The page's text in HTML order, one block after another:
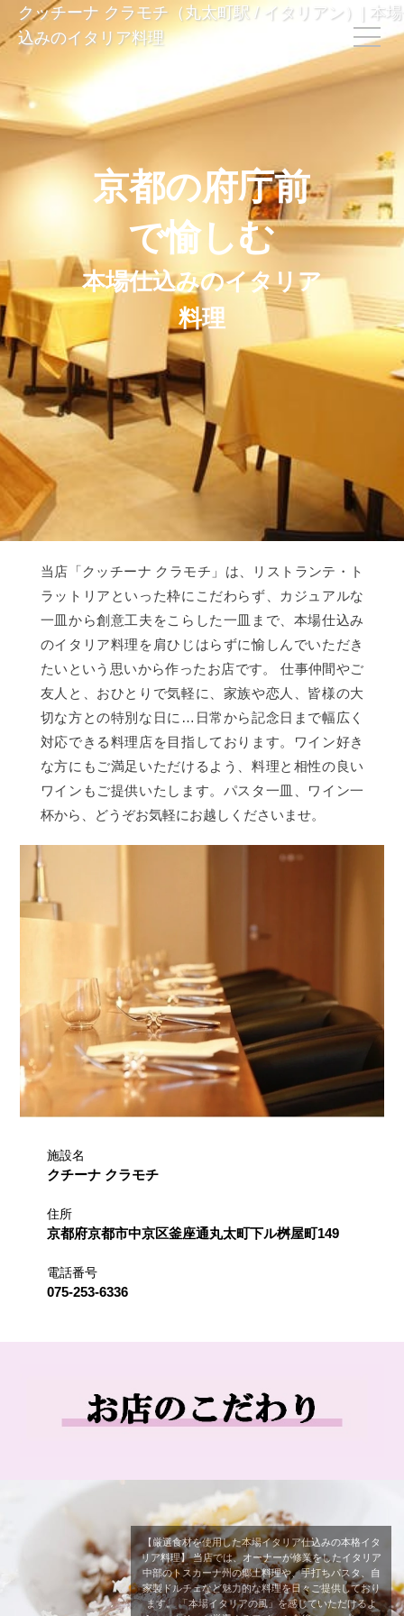
クッチーナ クラモチ（丸太町駅 / イタリアン）| 本
込みのイタリア料理
京都の府庁前
で愉しむ
本場仕込みのイタリア
料理
当店「クッチーナ クラモチ」は、リストランテ・ト
ラットリアといった枠にこだわらず、カジュアルな
一皿から創意工夫をこらした一皿まで、本場仕込み
のイタリア料理を肩ひじはらずに愉しんでいただき
たいという思いから作ったお店です。 仕事仲間やご
友人と、おひとりで気軽に、家族や恋人、皆様の大
切な方との特別な日に…日常から記念日まで幅広く
対応できる料理店を目指しております。ワイン好き
な方にもご満足いただけるよう、料理と相性の良い
ワインもご提供いたします。パスタ一皿、ワイン一
杯から、どうぞお気軽にお越しくださいませ。
施設名
クチーナ クラモチ
住所
京都府京都市中京区釜座通丸太町下ル桝屋町149
電話番号
075-253-6336
【厳選食材を使用した本場イタリア仕込みの本格イタ
リア料理】 当店では、オーナーが修業をしたイタリア
中部のトスカーナ州の郷土料理や、手打ちパスタ、自
家製ドルチェなど魅力的な料理を日々ご提供しており
ます。 「本場イタリアの風」を感じていただけるよ